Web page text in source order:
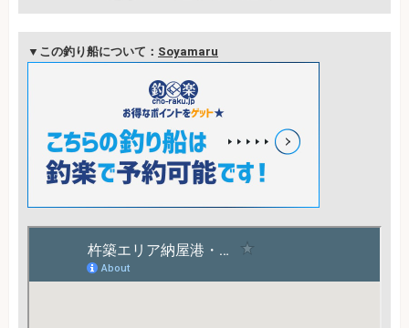
▼この釣り船について： Soyamaru